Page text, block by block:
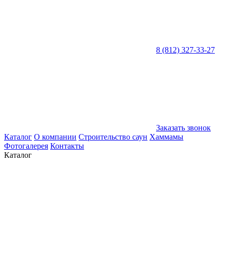
8 (812) 327-33-27
Заказать звонок
Каталог О компании Строительство саун Хаммамы
Фотогалерея Контакты
Каталог